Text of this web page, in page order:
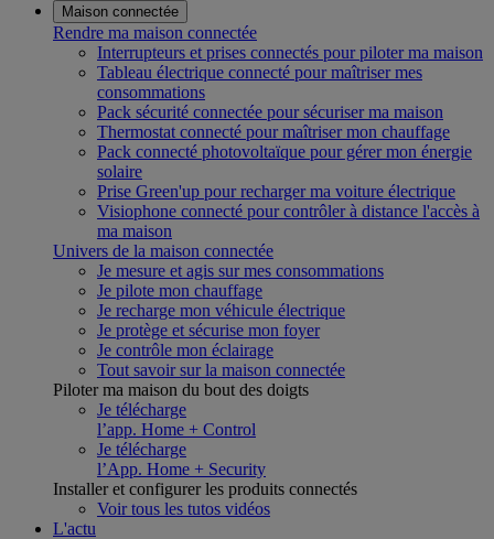
Maison connectée
Rendre ma maison connectée
Interrupteurs et prises connectés pour piloter ma maison
Tableau électrique connecté pour maîtriser mes
consommations
Pack sécurité connectée pour sécuriser ma maison
Thermostat connecté pour maîtriser mon chauffage
Pack connecté photovoltaïque pour gérer mon énergie
solaire
Prise Green'up pour recharger ma voiture électrique
Visiophone connecté pour contrôler à distance l'accès à
ma maison
Univers de la maison connectée
Je mesure et agis sur mes consommations
Je pilote mon chauffage
Je recharge mon véhicule électrique
Je protège et sécurise mon foyer
Je contrôle mon éclairage
Tout savoir sur la maison connectée
Piloter ma maison du bout des doigts
Je télécharge
l’app. Home + Control
Je télécharge
l’App. Home + Security
Installer et configurer les produits connectés
Voir tous les tutos vidéos
L'actu